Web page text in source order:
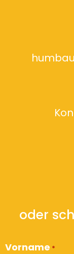
oder
Vorname *